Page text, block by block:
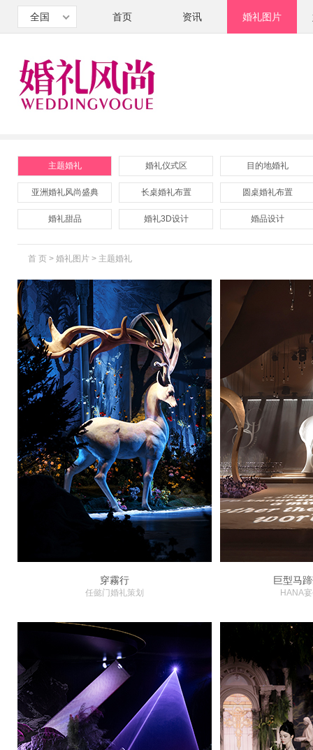
全国 首页 资讯 婚礼图片
主题婚礼 婚礼仪式区 目的地婚礼
亚洲婚礼风尚盛典 长桌婚礼布置 圆桌婚礼布置
婚礼甜品 婚礼3D设计 婚品设计
首 页 > 婚礼图片 > 主题婚礼
穿霧行
任懿门婚礼策划
巨型马
HANA